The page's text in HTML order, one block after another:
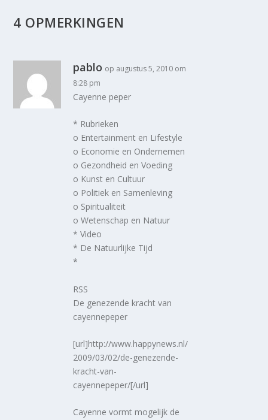
4 OPMERKINGEN
pablo op augustus 5, 2010 om
8:28 pm
Cayenne peper
* Rubrieken
o Entertainment en Lifestyle
o Economie en Ondernemen
o Gezondheid en Voeding
o Kunst en Cultuur
o Politiek en Samenleving
o Spiritualiteit
o Wetenschap en Natuur
* Video
* De Natuurlijke Tijd
*
RSS
De genezende kracht van
cayennepeper
[url]http://www.happynews.nl/
2009/03/02/de-genezende-
kracht-van-
cayennepeper/[/url]
Cayenne vormt mogelijk de